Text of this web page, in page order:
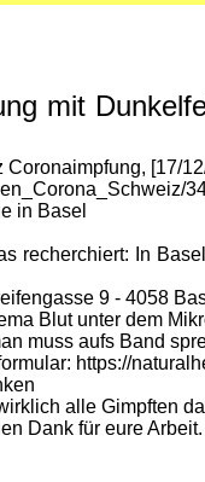
mit
Coronaimpfung, [17/
in Basel
recherchiert: In
9 - 4058
Blut unter dem
muss aufs Band
https://
alle Gimpften
Dank für eure